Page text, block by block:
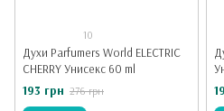
10
Духи Parfumers World ELECTRIC
CHERRY Унисекс 60 ml
193 грн 276 грн